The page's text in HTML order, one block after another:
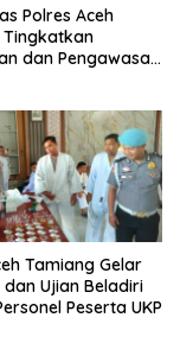
Polres Aceh
dan Pengawasan
Tamiang Gelar
dan Ujian Beladiri
Peserta UKP